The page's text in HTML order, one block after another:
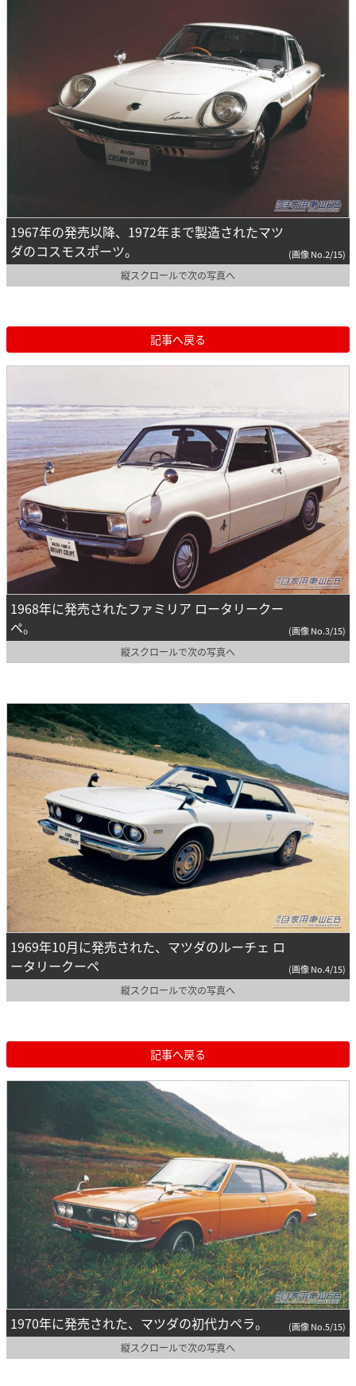
1967年の発売以降、1972年まで製造されたマツ
ダのコスモスポーツ。
(画像 No.2/15)
縦スクロールで次の写真へ
記事へ戻る
1968年に発売されたファミリア ロータリークー
ペ。
(画像 No.3/15)
縦スクロールで次の写真へ
1969年10月に発売された、マツダのルーチェ ロ
ータリークーペ
(画像 No.4/15)
縦スクロールで次の写真へ
記事へ戻る
1970年に発売された、マツダの初代カペラ。 (画像 No.5/15)
縦スクロールで次の写真へ